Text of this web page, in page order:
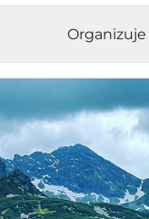
Organizuje